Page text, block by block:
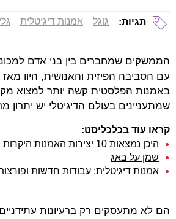
תגיות: גוגל אמנות דיגיטלית
הממשקים שמחברים בין בני אדם
עם הסביבה הפיזית והאנושית, היוו
באמנות הפלסטית קשה יותר למצוא
שמתעניינים בעולם הדיגיטלי יש יתרון
קראו עוד בכלכליסט:
היכן נמצאות 10 יצירות האמנות היקרות ביותר בעולם?
שמן על באג
אמנות דיגיטלית: עבודות חדשות
הם לא מתעסקים רק ברעיונות